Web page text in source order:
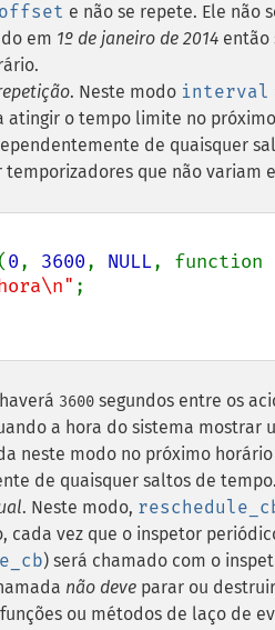
offset e não se repete. Ele não
em 1º de janeiro de 2014 então
. Neste modo interval
atingir o tempo limite no próximo
de quaisquer
temporizadores que não variam
(0, 3600, NULL,
;
3600 segundos entre os
a hora do sistema mostrar
neste modo no próximo
de quaisquer saltos de tempo.
. Neste modo,
cada vez que o inspetor
) será chamado com o
não deve parar ou
ou métodos de laço de